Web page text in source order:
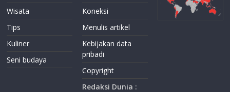
Wisata
Tips
Kuliner
Seni budaya
Koneksi
Menulis artikel
Kebijakan data
pribadi
Copyright
Redaksi Dunia :